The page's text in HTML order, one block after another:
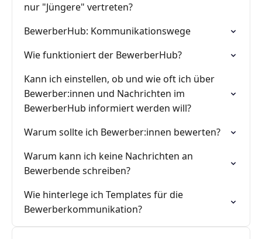
nur "Jüngere" vertreten?
BewerberHub: Kommunikationswege
Wie funktioniert der BewerberHub?
Kann ich einstellen, ob und wie oft ich über
Bewerber:innen und Nachrichten im
BewerberHub informiert werden will?
Warum sollte ich Bewerber:innen bewerten?
Warum kann ich keine Nachrichten an
Bewerbende schreiben?
Wie hinterlege ich Templates für die
Bewerberkommunikation?